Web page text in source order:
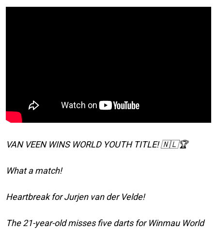
VAN VEEN WINS WORLD YOUTH TITLE! 🇳🇱🏆
What a match!
Heartbreak for Jurjen van der Velde!
The 21-year-old misses five darts for Winmau World